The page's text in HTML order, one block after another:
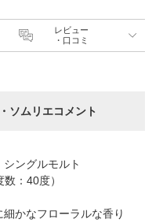
レビュー
・口コミ
ソムリエコメント
ングルモルト
：40度）
かなフローラルな香り